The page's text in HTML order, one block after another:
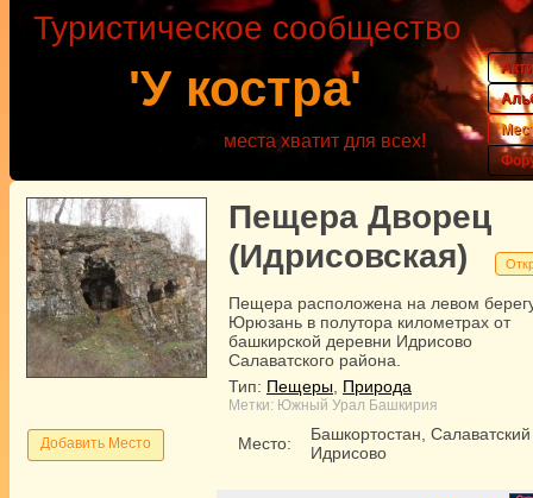
'У костра'
Туристическое сообщество
места хватит для всех!
Пещера Дворец
(Идрисовская)
Пещера расположена на левом
Юрюзань в полутора километрах от
башкирской деревни Идрисово
Салаватского района.
Тип: Пещеры Природа
Метки: Южный Урал Башкирия
Место:
Башкортостан,
Идрисово
Добавить Место